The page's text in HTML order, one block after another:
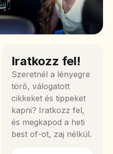
Iratkozz fel!
Szeretnél a lényegre
törő, válogatott
cikkeket és tippeket
kapni? Iratkozz fel,
és megkapod a heti
best of-ot, zaj nélkül.